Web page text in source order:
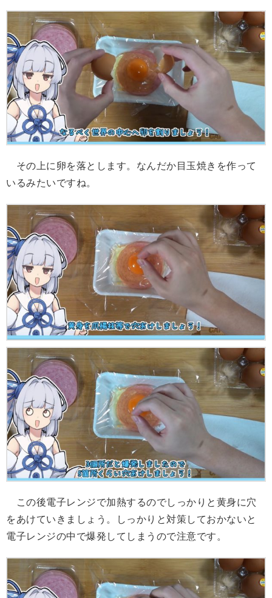
その上に卵を落とします。なんだか目玉焼きを作って
いるみたいですね。
この後電子レンジで加熱するのでしっかりと黄身に穴
をあけていきましょう。しっかりと対策しておかないと
電子レンジの中で爆発してしまうので注意です。